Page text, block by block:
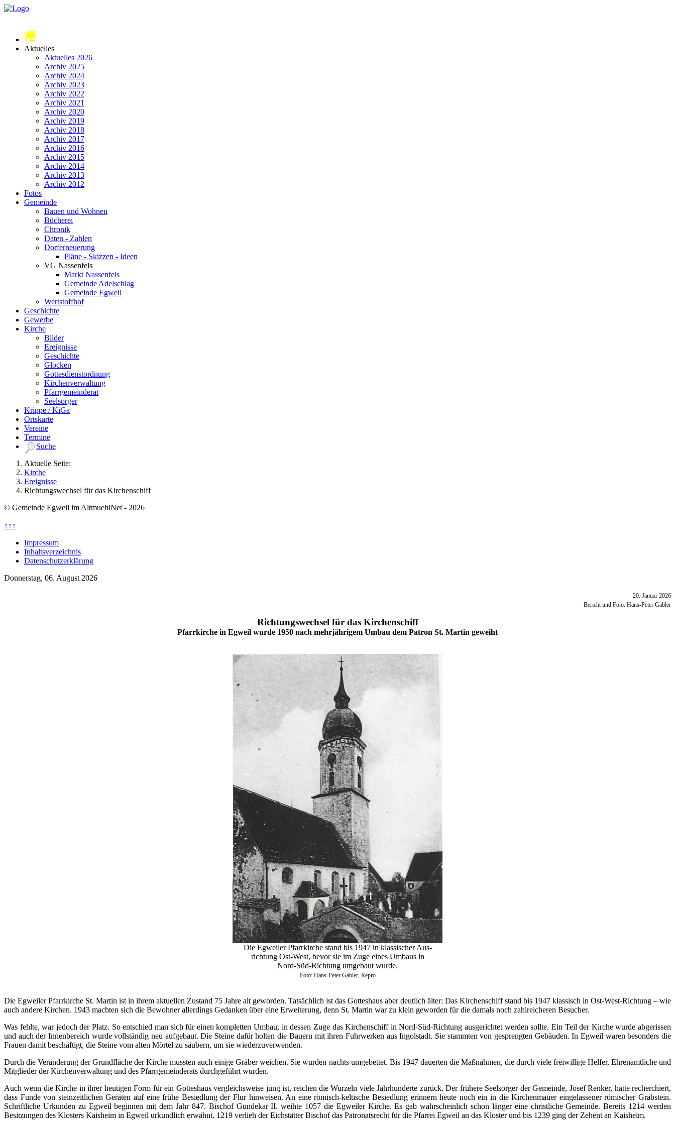
Aktuelles
Aktuelles 2026
Archiv 2025
Archiv 2024
Archiv 2023
Archiv 2022
Archiv 2021
Archiv 2020
Archiv 2019
Archiv 2018
Archiv 2017
Archiv 2016
Archiv 2015
Archiv 2014
Archiv 2013
Archiv 2012
Fotos
Gemeinde
Bauen und Wohnen
Bücherei
Chronik
Daten - Zahlen
Dorferneuerung
Pläne - Skizzen - Ideen
VG Nassenfels
Markt Nassenfels
Gemeinde Adelschlag
Gemeinde Egweil
Wertstoffhof
Geschichte
Gewerbe
Kirche
Bilder
Ereignisse
Geschichte
Glocken
Gottesdienstordnung
Kirchenverwaltung
Pfarrgemeinderat
Seelsorger
Krippe / KiGa
Ortskarte
Vereine
Termine
Suche
Aktuelle Seite:
Kirche
Ereignisse
Richtungswechsel für das Kirchenschiff
© Gemeinde Egweil im AltmuehlNet - 2026
↑↑↑
Impressum
Inhaltsverzeichnis
Datenschutzerklärung
Donnerstag, 06. August 2026
20. Januar 2026
Bericht und Foto: Hans-Peter Gabler
Richtungswechsel für das Kirchenschiff
Pfarrkirche in Egweil wurde 1950 nach mehrjährigem Umbau dem Patron St. Martin geweiht
Die Egweiler Pfarrkirche stand bis 1947 in klassischer Aus-
richtung Ost-West, bevor sie im Zuge eines Umbaus in
Nord-Süd-Richtung umgebaut wurde.
Foto: Hans-Peter Gabler, Repro
Die Egweiler Pfarrkirche St. Martin ist in ihrem aktuellen Zustand 75 Jahre alt geworden. Tatsächlich ist das Gotteshaus aber deutlich älter: Das Kirchenschiff stand bis 1947 klassisch in Ost-West-Richtung – wie
auch andere Kirchen. 1943 machten sich die Bewohner allerdings Gedanken über eine Erweiterung, denn St. Martin war zu klein geworden für die damals noch zahlreicheren Besucher.
Was fehlte, war jedoch der Platz. So entschied man sich für einen kompletten Umbau, in dessen Zuge das Kirchenschiff in Nord-Süd-Richtung ausgerichtet werden sollte. Ein Teil der Kirche wurde abgerissen
und auch der Innenbereich wurde vollständig neu aufgebaut. Die Steine dafür holten die Bauern mit ihren Fuhrwerken aus Ingolstadt. Sie stammten von gesprengten Gebäuden. In Egweil waren besonders die
Frauen damit beschäftigt, die Steine vom alten Mörtel zu säubern, um sie wiederzuverwenden.
Durch die Veränderung der Grundfläche der Kirche mussten auch einige Gräber weichen. Sie wurden nachts umgebettet. Bis 1947 dauerten die Maßnahmen, die durch viele freiwillige Helfer, Ehrenamtliche und
Mitglieder der Kirchenverwaltung und des Pfarrgemeinderats durchgeführt wurden.
Auch wenn die Kirche in ihrer heutigen Form für ein Gotteshaus vergleichsweise jung ist, reichen die Wurzeln viele Jahrhunderte zurück. Der frühere Seelsorger der Gemeinde, Josef Renker, hatte recherchiert,
dass Funde von steinzeitlichen Geräten auf eine frühe Besiedlung der Flur hinweisen. An eine römisch-keltische Besiedlung erinnern heute noch ein in die Kirchenmauer eingelassener römischer Grabstein.
Schriftliche Urkunden zu Egweil beginnen mit dem Jahr 847. Bischof Gundekar II. weihte 1057 die Egweiler Kirche. Es gab wahrscheinlich schon länger eine christliche Gemeinde. Bereits 1214 werden
Besitzungen des Klosters Kaisheim in Egweil urkundlich erwähnt. 1219 verlieh der Eichstätter Bischof das Patronatsrecht für die Pfarrei Egweil an das Kloster und bis 1239 ging der Zehent an Kaisheim.